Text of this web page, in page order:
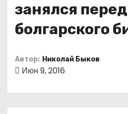
занялся
болгарского
Автор: Николай Быков
Июн 9, 2016